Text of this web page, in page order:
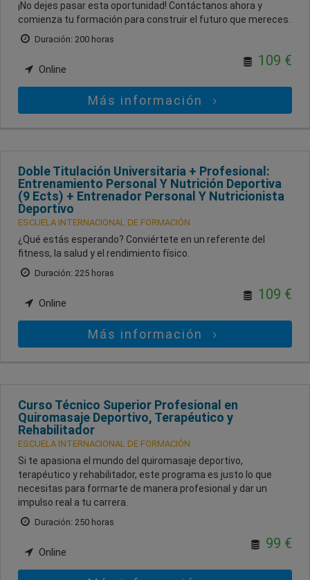
¡No dejes pasar esta oportunidad! Contáctanos ahora y
comienza tu formación para construir el futuro que mereces.
Duración: 200 horas
Online
109 €
Más información
Doble Titulación Universitaria + Profesional:
Entrenamiento Personal Y Nutrición Deportiva
(9 Ects) + Entrenador Personal Y Nutricionista
Deportivo
ESCUELA INTERNACIONAL DE FORMACIÓN
¿Qué estás esperando? Conviértete en un referente del
fitness, la salud y el rendimiento físico.
Duración: 225 horas
Online
109 €
Más información
Curso Técnico Superior Profesional en
Quiromasaje Deportivo, Terapéutico y
Rehabilitador
ESCUELA INTERNACIONAL DE FORMACIÓN
Si te apasiona el mundo del quiromasaje deportivo,
terapéutico y rehabilitador, este programa es justo lo que
necesitas para formarte de manera profesional y dar un
impulso real a tu carrera.
Duración: 250 horas
Online
99 €